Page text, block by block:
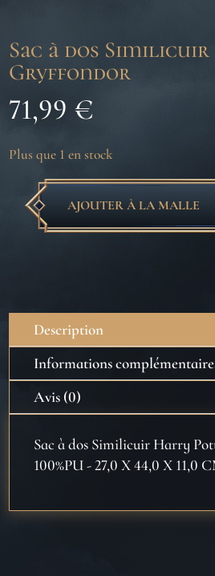
Sac à dos
Gryffondor
71,99 €
Plus que 1 en stock
quantité
Similicuir
Harry
Potter
Gryffondor
AJOUTER À LA MALLE
Description
Informations
Avis (0)
Sac à dos Similicuir Harry
100%PU - 27,0 X 44,0 X 11,0